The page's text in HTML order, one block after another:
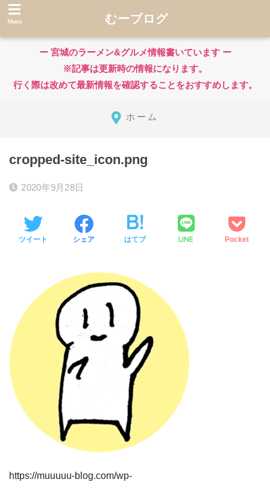
むーブログ
ー 宮城のラーメン&グルメ情報書いています ー
※記事は更新時の情報になります。
行く際は改めて最新情報を確認することをおすすめします。
ホーム
cropped-site_icon.png
2020年9月28日
ツイート シェア はてブ LINE Pocket
https://muuuuu-blog.com/wp-